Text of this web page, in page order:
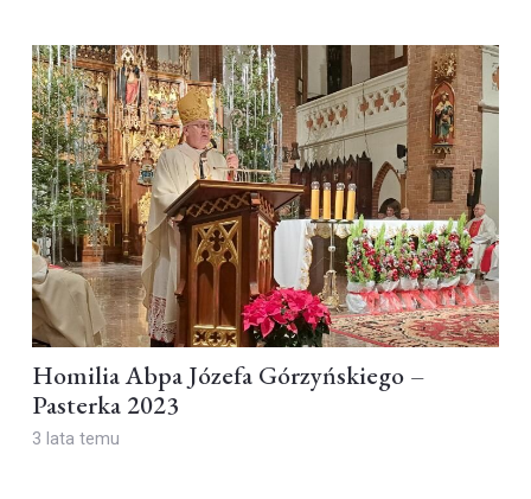
Homilia Abpa Józefa Górzyńskiego –
Pasterka 2023
3 lata temu